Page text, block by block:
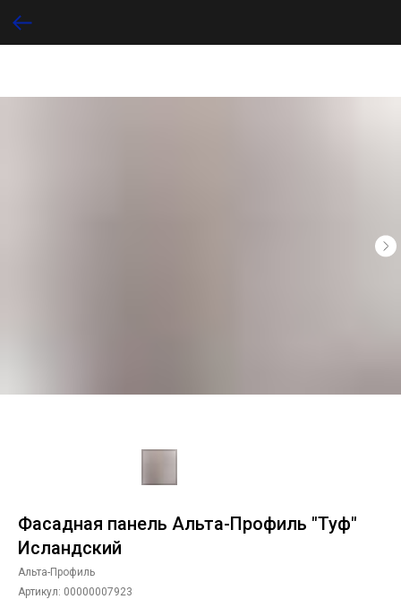
Фасадная панель Альта-Профиль "Туф"
Исландский
Альта-Профиль
Артикул: 00000007923